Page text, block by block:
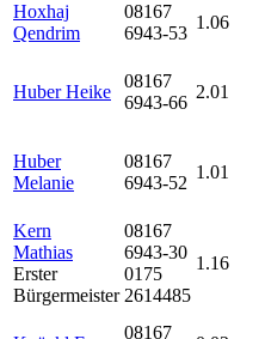
Hoxhaj
Qendrim
08167
6943-53
1.06
Huber Heike
08167
6943-66
2.01
Huber
Melanie
08167
6943-52
1.01
Kern
Mathias
Erster
Bürgermeister
08167
6943-30
0175
2614485
1.16
08167